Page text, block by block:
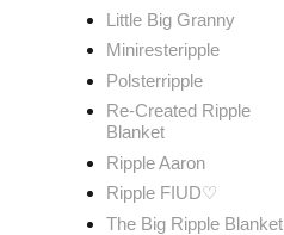
Little Big Granny
Miniresteripple
Polsterripple
Re-Created Ripple
Blanket
Ripple Aaron
Ripple FIUD♡
The Big Ripple Blanket